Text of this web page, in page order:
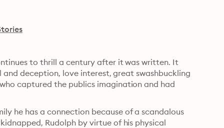
to thrill a century after it was written. It
deception, love interest, great swashbuckling
captured the publics imagination and had
he has a connection because of a scandalous
Rudolph by virtue of his physical